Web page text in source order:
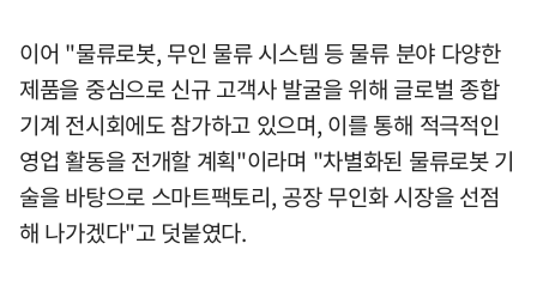
이어 "물류로봇, 무인 물류 시스템 등 물류 분야 다양한
제품을 중심으로 신규 고객사 발굴을 위해 글로벌 종합
기계 전시회에도 참가하고 있으며, 이를 통해 적극적인
영업 활동을 전개할 계획"이라며 "차별화된 물류로봇 기
술을 바탕으로 스마트팩토리, 공장 무인화 시장을 선점
해 나가겠다"고 덧붙였다.